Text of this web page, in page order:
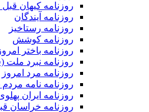
روزنامه کیهان قبل
روزنامه آیندگان
روزنامه رستاخیز
روزنامه کوشش
روزنامه باختر امروز
روزنامه نبرد ملت
روزنامه مرد امروز
روزنامه نامه
روزنامه ایران
روزنامه خراسان